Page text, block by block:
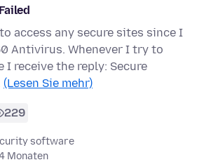
access any secure sites since I
Antivirus. Whenever I try to
I receive the reply: Secure
(Lesen Sie mehr)
229
software
Monaten